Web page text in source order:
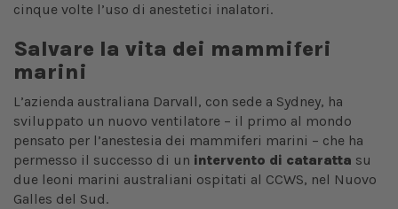
cinque volte l’uso di anestetici inalatori.
Salvare la vita dei mammiferi
marini
L’azienda australiana Darvall, con sede a Sydney, ha
sviluppato un nuovo ventilatore – il primo al mondo
pensato per l’anestesia dei mammiferi marini – che ha
permesso il successo di un intervento di cataratta su
due leoni marini australiani ospitati al CCWS, nel Nuovo
Galles del Sud.